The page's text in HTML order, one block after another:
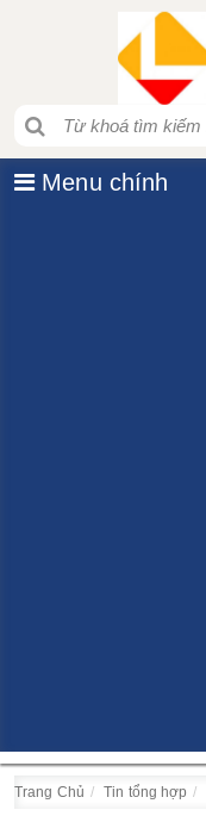
Menu chính
Trang Chủ Tin tổng hợp